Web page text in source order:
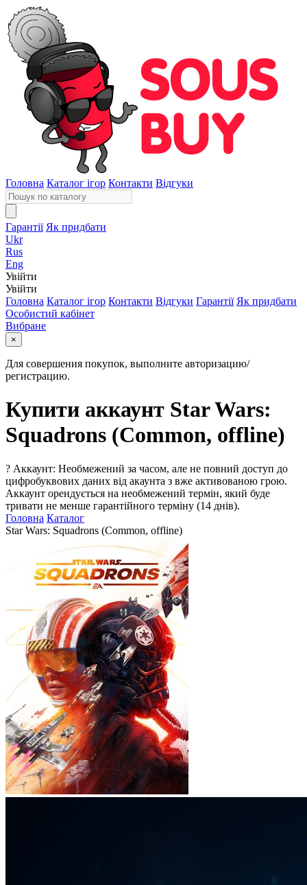
Головна Каталог ігор Контакти Відгуки
Гарантії Як придбати
Ukr
Rus
Eng
Увійти
Увійти
Головна Каталог ігор Контакти Відгуки Гарантії Як придбати
Особистий кабінет
Вибране
×
Для совершения покупок, выполните авторизацию/
регистрацию.
Купити аккаунт Star Wars:
Squadrons (Common, offline)
? Аккаунт: Необмежений за часом, але не повний доступ до
цифробуквових даних від акаунта з вже активованою грою.
Аккаунт орендується на необмежений термін, який буде
тривати не менше гарантійного терміну (14 днів).
Головна Каталог
Star Wars: Squadrons (Common, offline)